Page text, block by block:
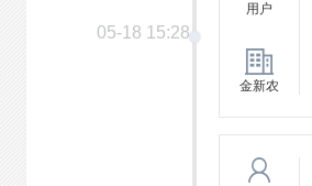
05-18 15:28
用户
金新农